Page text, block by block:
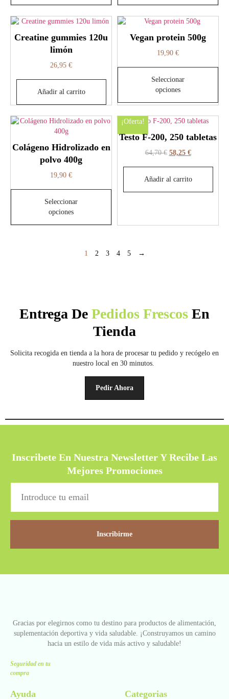
Creatine gummies 120u
limón
26,95 €
Añadir al carrito
Vegan protein 500g
19,90 €
Seleccionar
opciones
Colágeno Hidrolizado en
polvo 400g
19,90 €
Seleccionar
opciones
¡Oferta!
Testo F-200, 250 tabletas
64,70€ 58,25 €
Añadir al carrito
1 2 3 4 5 →
Entrega De Pedidos Frescos En
Tienda
Solicita recogida en tienda a la hora de procesar tu pedido y recógelo en
nuestro local en 30 minutos.
Pedir Ahora
Inscribete En Nuestra Newsletter Y Recibe Las
Mejores Promociones
Inscribirme
Gracias por elegirnos como tu destino para productos de alimentación,
suplementación deportiva y vida saludable. ¡Construyamos un camino
hacia un estilo de vida más activo y saludable!
Seguridad en tu
compra
Ayuda Categorias